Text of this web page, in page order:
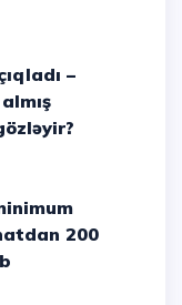
200